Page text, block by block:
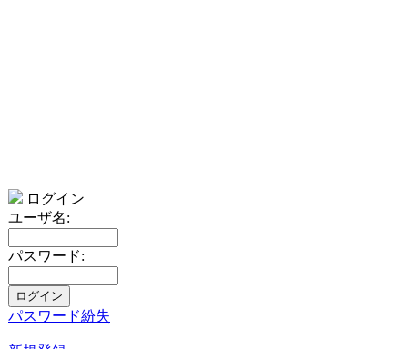
ログイン
ユーザ名:
パスワード:
パスワード紛失